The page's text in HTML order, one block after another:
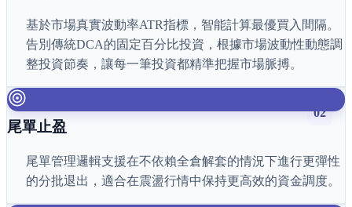
基於市場真實波動率ATR指標，智能計算最優買入間隔。
告別傳統DCA的固定百分比投資，根據市場波動性動態調
整投資節奏，讓每一筆投資都精準把握市場脈搏。
02
尾單止盈
尾單管理邏輯支援在不依賴全倉解套的情況下進行更彈性
的分批退出，適合在震盪行情中保持更高效的資金調度。